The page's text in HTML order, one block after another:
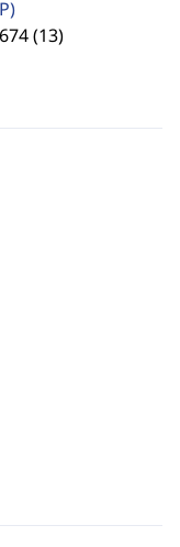
(13)